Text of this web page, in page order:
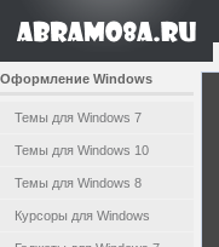
Оформление Windows
Темы для Windows 7
Темы для Windows 10
Темы для Windows 8
Курсоры для Windows